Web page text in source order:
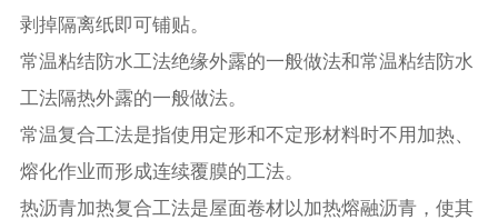
剥掉隔离纸即可铺贴。
常温粘结防水工法绝缘外露的一般做法和常温粘结防水
工法隔热外露的一般做法。
常温复合工法是指使用定形和不定形材料时不用加热、
熔化作业而形成连续覆膜的工法。
热沥青加热复合工法是屋面卷材以加热熔融沥青，使其